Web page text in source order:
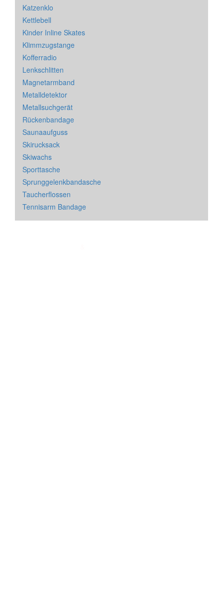
Katzenklo
Kettlebell
Kinder Inline Skates
Klimmzugstange
Kofferradio
Lenkschlitten
Magnetarmband
Metalldetektor
Metallsuchgerät
Rückenbandage
Saunaaufguss
Skirucksack
Skiwachs
Sporttasche
Sprunggelenkbandasche
Taucherflossen
Tennisarm Bandage